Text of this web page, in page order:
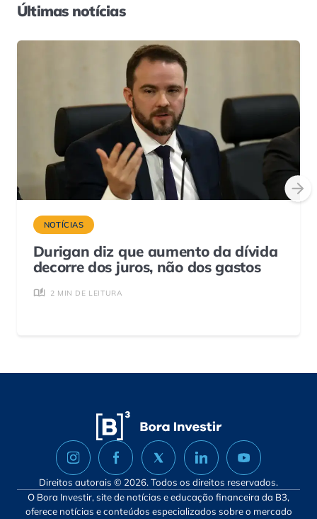
Últimas notícias
NOTÍCIAS
Durigan diz que aumento da dívida
decorre dos juros, não dos gastos
2 MIN DE LEITURA
Direitos autorais © 2026. Todos os direitos reservados.
O Bora Investir, site de notícias e educação financeira da B3,
oferece notícias e conteúdos especializados sobre o mercado